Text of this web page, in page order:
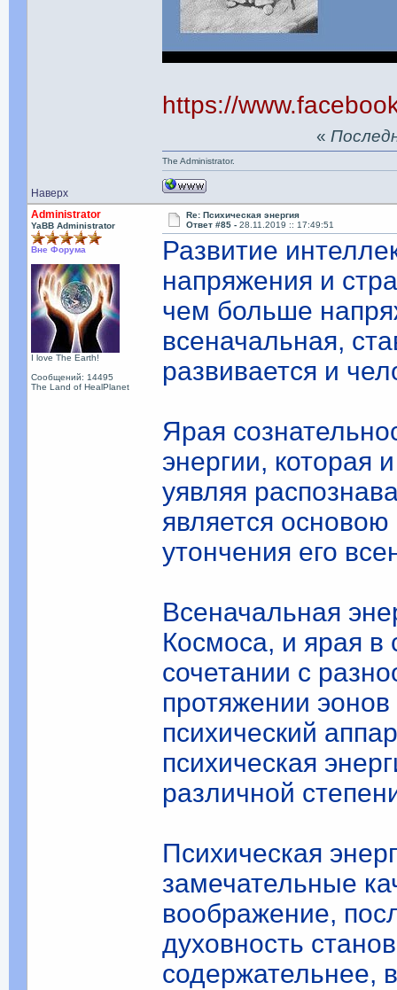
https://
Наверх
«
The Administrator.
Administrator
YaBB Administrator
Вне Форума
I love The Earth!
Сообщений: 14495
The Land of HealPlanet
Re: Психическая энергия
Ответ #85 -28.11.2019 :: 17:49:51
Развитие
напряжения и
чем больше
всеначальная,
развивается и
Ярая
энергии, которая
уявляя
является
утончения его
Всеначальная
Космоса, и ярая в
сочетании с
протяжении
психический
психическая
различной
Психическая
замечательные
воображение,
духовность
содержательнее,